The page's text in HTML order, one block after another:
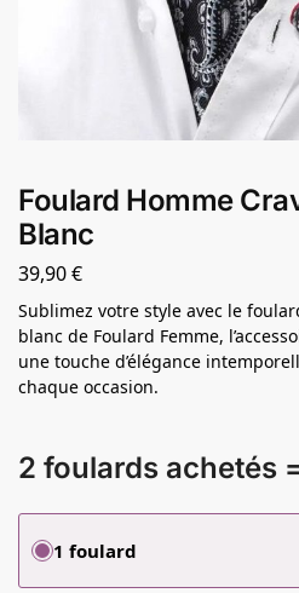
Foulard Homme
Blanc
39,90€
Sublimez votre style avec le
blanc de Foulard Femme,
une touche d’élégance
chaque occasion.
2 foulards achetés
1 foulard